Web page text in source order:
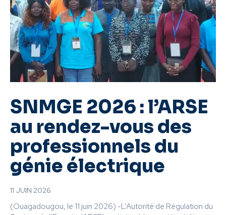
SNMGE 2026 : l’ARSE
au rendez-vous des
professionnels du
génie électrique
11 JUIN 2026
(Ouagadougou, le 11 juin 2026) -L’Autorité de Régulation du